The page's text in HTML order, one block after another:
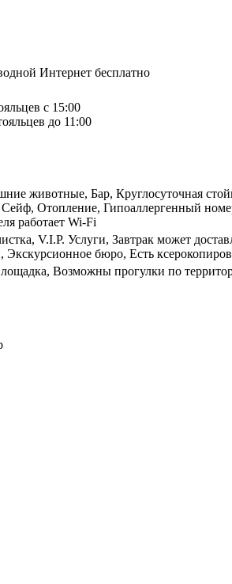
Интернет бесплатно
с 15:00
до 11:00
животные, Бар, Круглосуточная
Отопление, Гипоаллергенный
работает Wi-Fi
V.I.P. Услуги, Завтрак может
бюро, Есть
Возможны прогулки по